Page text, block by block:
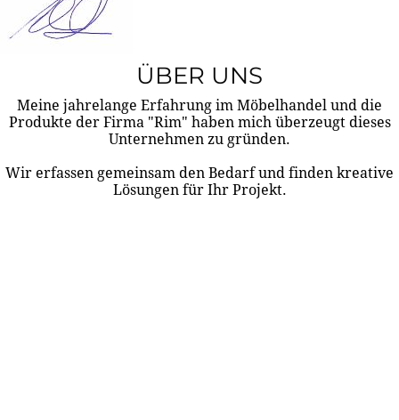
ÜBER UNS
Meine jahrelange Erfahrung im Möbelhandel und die
Produkte der Firma "Rim" haben mich überzeugt dieses
Unternehmen zu gründen.
Wir erfassen gemeinsam den Bedarf und finden kreative
Lösungen für Ihr Projekt.